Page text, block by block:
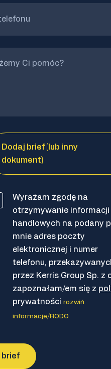
Dodaj brief (lub inny
dokument)
Wyrażam zgodę na
otrzymywanie informacji
handlowych na podany
mnie adres poczty
elektronicznej i numer
telefonu,
przez Kerris Group Sp. z
zapoznałam/em się z
prywatności rozwiń
informacje/RODO